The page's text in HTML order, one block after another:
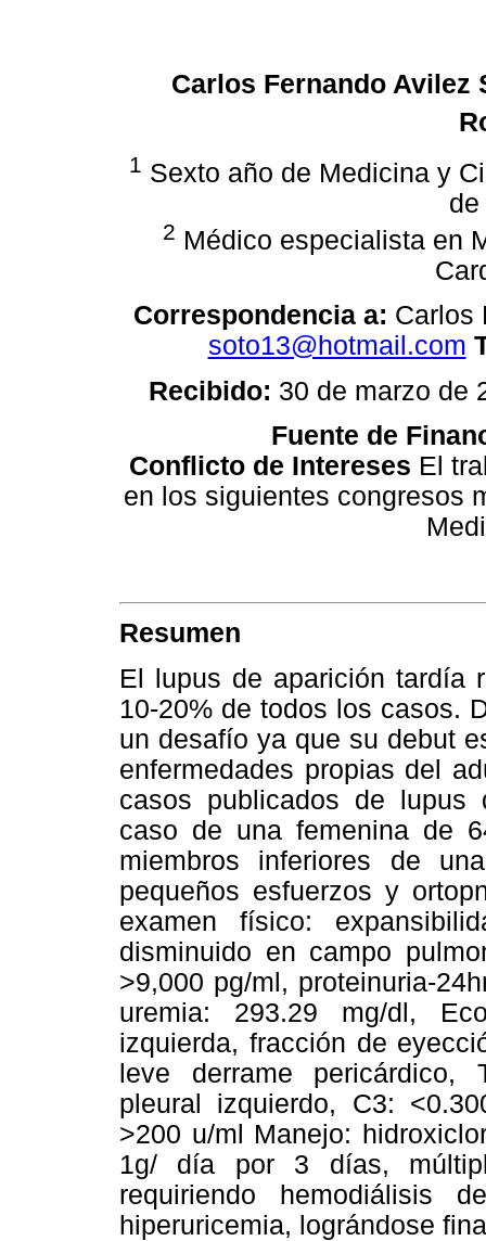
Carlos Fernando Avilez
1 Sexto año de Medicina y
de
2 Médico especialista en
Correspondencia a: Carlos
soto13@hotmail.com
Recibido: 30 de marzo de
Fuente de
Conflicto de Intereses El
en los siguientes congresos
Resumen
El lupus de aparición tardía
10-20% de todos los casos.
un desafío ya que su debut
enfermedades propias del
casos publicados de lupus
caso de una femenina de
miembros inferiores de
pequeños esfuerzos y
examen físico:
disminuido en campo
>9,000 pg/ml, proteinuria-
uremia: 293.29 mg/dl,
izquierda, fracción de
leve derrame pericárdico,
pleural izquierdo, C3:
>200 u/ml Manejo:
1g/ día por 3 días,
requiriendo hemodiálisis
hiperuricemia, lográndose